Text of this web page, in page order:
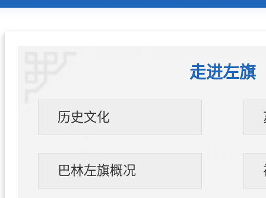
走进左旗
历史文化
巴林左旗概况